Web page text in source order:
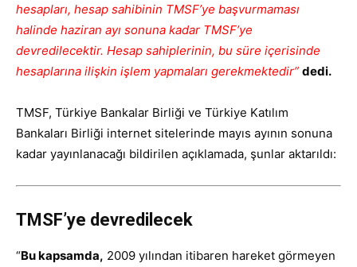
hesapları, hesap sahibinin TMSF’ye başvurmaması
halinde haziran ayı sonuna kadar TMSF’ye
devredilecektir. Hesap sahiplerinin, bu süre içerisinde
hesaplarına ilişkin işlem yapmaları gerekmektedir” dedi.
TMSF, Türkiye Bankalar Birliği ve Türkiye Katılım
Bankaları Birliği internet sitelerinde mayıs ayının sonuna
kadar yayınlanacağı bildirilen açıklamada, şunlar aktarıldı:
TMSF’ye devredilecek
“Bu kapsamda, 2009 yılından itibaren hareket görmeyen